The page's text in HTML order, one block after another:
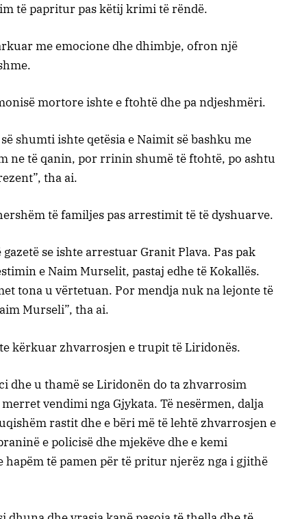
të papritur pas këtij krimi të rëndë.
me emocione dhe dhimbje, ofron një
mortore ishte e ftohtë dhe pa ndjeshmëri.
shumti ishte qetësia e Naimit së bashku me
ne të qanin, por rrinin shumë të ftohtë, po ashtu
tha ai.
të familjes pas arrestimit të të dyshuarve.
se ishte arrestuar Granit Plava. Pas pak
e Naim Murselit, pastaj edhe të Kokallës.
tona u vërtetuan. Por mendja nuk na lejonte të
Murseli”, tha ai.
kërkuar zhvarrosjen e trupit të Liridonës.
dhe u thamë se Liridonën do ta zhvarrosim
vendimi nga Gjykata. Të nesërmen, dalja
rastit dhe e bëri më të lehtë zhvarrosjen e
e policisë dhe mjekëve dhe e kemi
të pamen për të pritur njerëz nga i gjithë